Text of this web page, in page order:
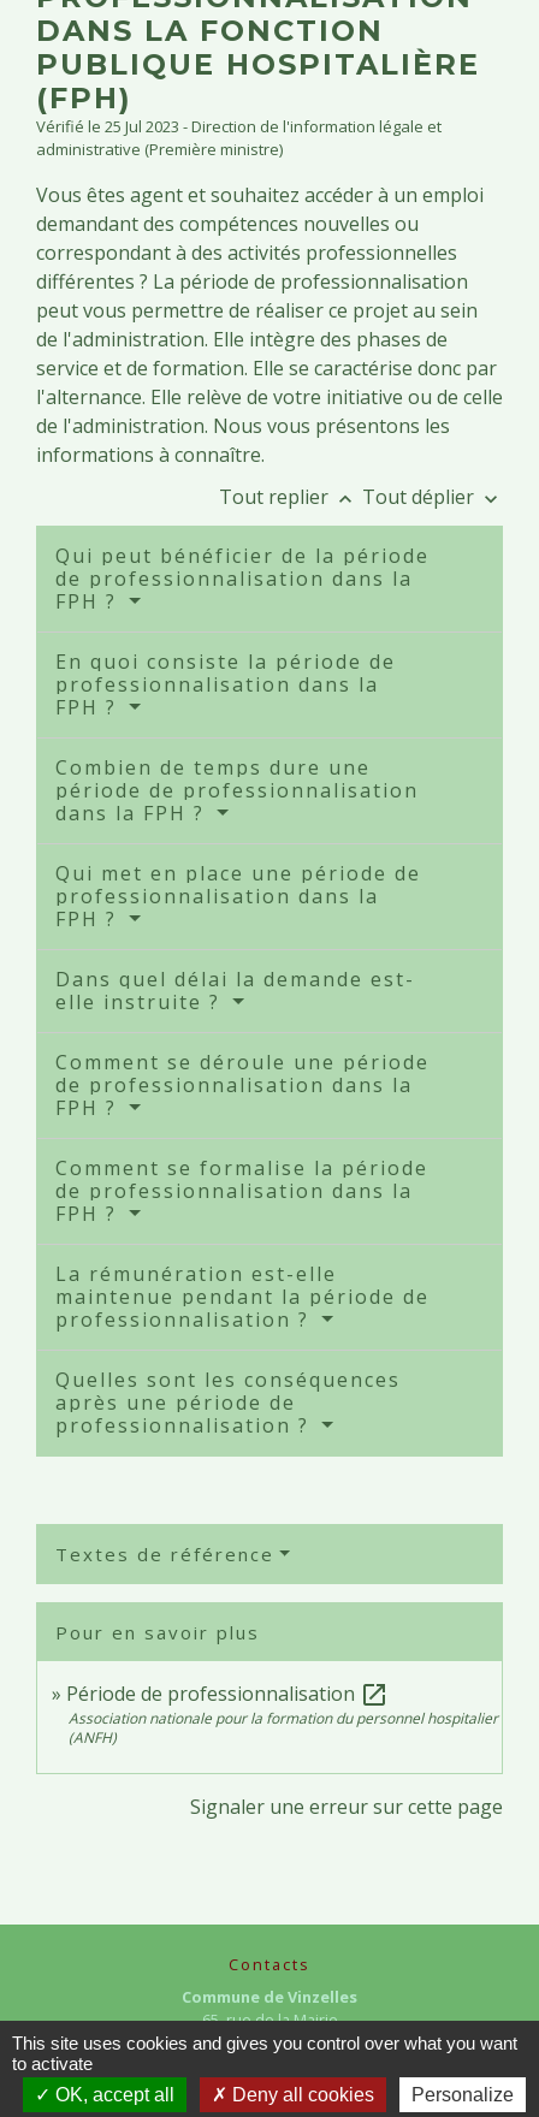
DANS LA FONCTION
PUBLIQUE HOSPITALIÈRE
(FPH)
Vérifié le 25 Jul 2023 - Direction de l'information légale et
administrative (Première ministre)
Vous êtes agent et souhaitez accéder à un emploi
demandant des compétences nouvelles ou
correspondant à des activités professionnelles
différentes ? La période de professionnalisation
peut vous permettre de réaliser ce projet au sein
de l'administration. Elle intègre des phases de
service et de formation. Elle se caractérise donc par
l'alternance. Elle relève de votre initiative ou de celle
de l'administration. Nous vous présentons les
informations à connaître.
Tout replier keyboard_arrow_up Tout déplier keyboard_arrow_down
Qui peut bénéficier de la période
de professionnalisation dans la
FPH ?
En quoi consiste la période de
professionnalisation dans la
FPH ?
Combien de temps dure une
période de professionnalisation
dans la FPH ?
Qui met en place une période de
professionnalisation dans la
FPH ?
Dans quel délai la demande est-
elle instruite ?
Comment se déroule une période
de professionnalisation dans la
FPH ?
Comment se formalise la période
de professionnalisation dans la
FPH ?
La rémunération est-elle
maintenue pendant la période de
professionnalisation ?
Quelles sont les conséquences
après une période de
professionnalisation ?
Textes de référence
Pour en savoir plus
Période de professionnalisation open_in_new
Association nationale pour la formation du personnel hospitalier
(ANFH)
Signaler une erreur sur cette page
Contacts
Commune de Vinzelles
65, rue de la Mairie
71680 Vinzelles - FRANCE
Contact par formulaire
This site uses cookies and gives you control over what you want
to activate
OK, accept all
Deny all cookies Personalize